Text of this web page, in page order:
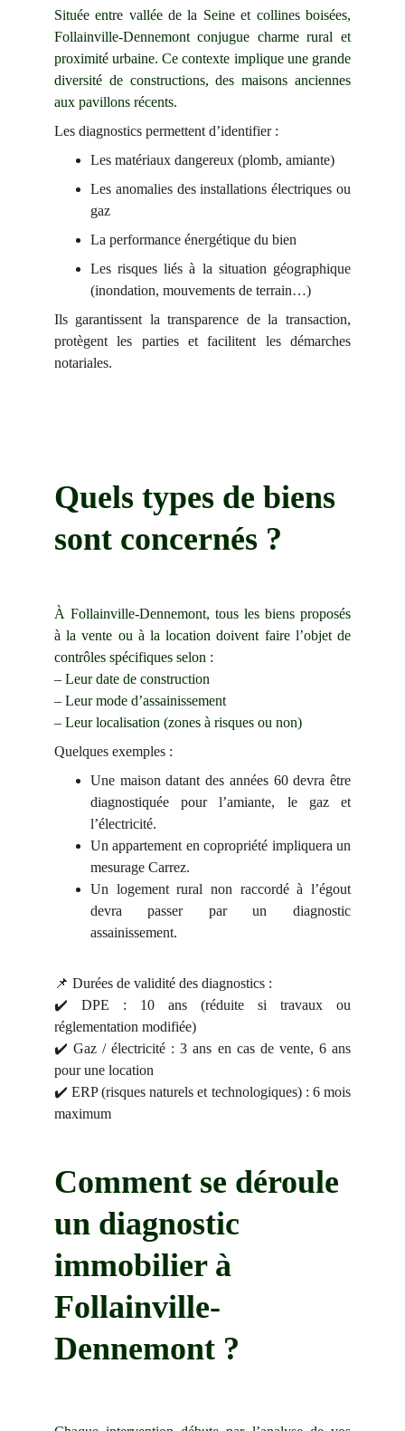
Située entre vallée de la Seine et collines boisées,
Follainville-Dennemont conjugue charme rural et
proximité urbaine. Ce contexte implique une grande
diversité de constructions, des maisons anciennes
aux pavillons récents.
Les diagnostics permettent d’identifier :
Les matériaux dangereux (plomb, amiante)
Les anomalies des installations électriques ou
gaz
La performance énergétique du bien
Les risques liés à la situation géographique
(inondation, mouvements de terrain…)
Ils garantissent la transparence de la transaction,
protègent les parties et facilitent les démarches
notariales.
Quels types de biens
sont concernés ?
À Follainville-Dennemont, tous les biens proposés
à la vente ou à la location doivent faire l’objet de
contrôles spécifiques selon :
– Leur date de construction
– Leur mode d’assainissement
– Leur localisation (zones à risques ou non)
Quelques exemples :
Une maison datant des années 60 devra être
diagnostiquée pour l’amiante, le gaz et
l’électricité.
Un appartement en copropriété impliquera un
mesurage Carrez.
Un logement rural non raccordé à l’égout
devra passer par un diagnostic
assainissement.
📌 Durées de validité des diagnostics :
✔️ DPE : 10 ans (réduite si travaux ou
réglementation modifiée)
✔️ Gaz / électricité : 3 ans en cas de vente, 6 ans
pour une location
✔️ ERP (risques naturels et technologiques) : 6 mois
maximum
Comment se déroule
un diagnostic
immobilier à
Follainville-
Dennemont ?